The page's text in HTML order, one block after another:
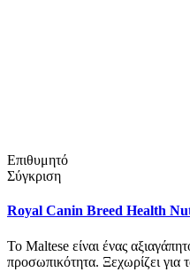
Επιθυμητό
Σύγκριση
Royal Canin Breed Health
Το Maltese είναι ένας
προσωπικότητα. Ξεχωρίζει για